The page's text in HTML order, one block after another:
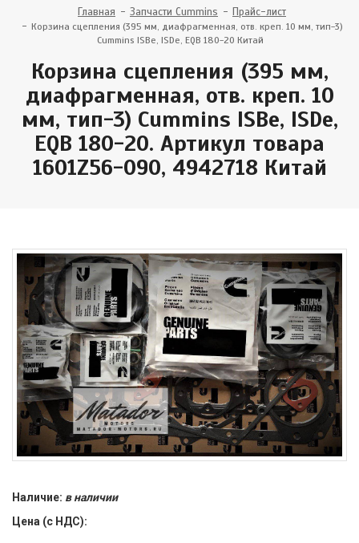
Главная Запчасти Cummins Прайс-лист
Корзина сцепления (395 мм, диафрагменная, отв. креп. 10 мм, тип-3)
Cummins ISBe, ISDe, EQB 180-20 Китай
Корзина сцепления (395 мм,
диафрагменная, отв. креп. 10
мм, тип-3) Cummins ISBe, ISDe,
EQB 180-20. Артикул товара
1601Z56-090, 4942718 Китай
Наличие: в наличии
Цена (с НДС):